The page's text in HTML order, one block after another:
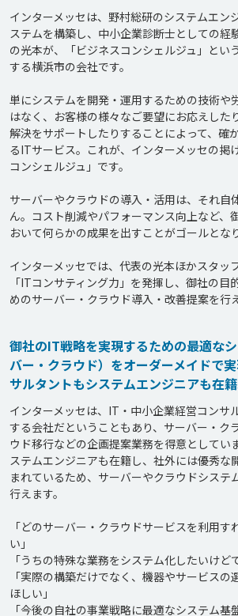
インターメッセは、野村総研のシステムエン
ステムを構築し、中小企業診断士としての経
の光本が、「ビジネスコンシェルジュ」とい
する横浜市の会社です。
単にシステムを開発・運用するための技術や
はなく、お客様の様々なご要望にお応えした
解決をサポートしたりすることによって、確
るITサービス。これが、インターメッセの掲
コンシェルジュ」です。
サーバーやクラウドの導入・活用は、それ自
ん。コスト削減やパフォーマンス向上など、
おいて何らかの成果を出すことがゴールとな
インターメッセでは、代表の光本ほかスタッ
「ITコンサティング力」を発揮し、御社の目
めのサーバー・クラウド導入・改善提案を行
御社のIT戦略を実現するための最適な
バー・クラウド）をオーダーメイドで
サルタントもシステムエンジニアも在籍
インターメッセは、IT・中小企業経営コンサ
する会社だということもあり、サーバー・ク
ウド移行などの企画提案業務を得意としてい
ステムエンジニアも在籍し、社外には優秀な
まれているため、サーバーやクラウドシステ
行えます。
「どのサーバー・クラウドサービスを利用す
い」
「うちの特殊な業務をシステム化したいけど
「実際の構築だけでなく、機器やサービスの
ほしい」
「今後の自社の事業戦略に最適なシステム基